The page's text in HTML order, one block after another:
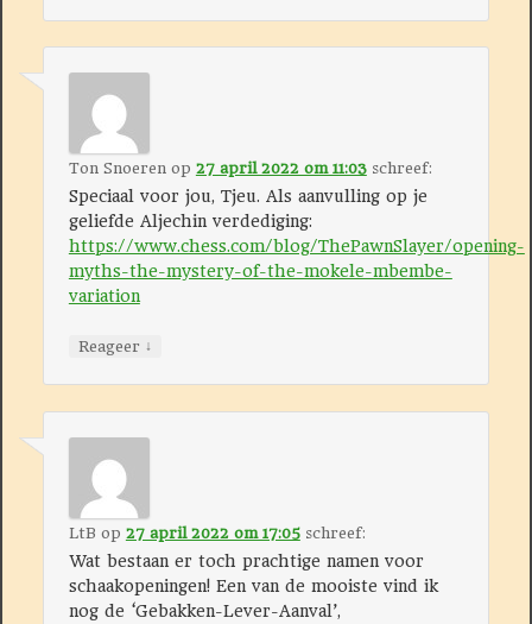
Ton Snoerenop 27 april 2022 om 11:03 schreef:
Speciaal voor jou, Tjeu. Als aanvulling op je
geliefde Aljechin verdediging:
https://www.chess.com/blog/ThePawnSlayer/opening-
myths-the-mystery-of-the-mokele-mbembe-
variation
Reageer ↓
LtB op 27 april 2022 om 17:05 schreef:
Wat bestaan er toch prachtige namen voor
schaakopeningen! Een van de mooiste vind ik
nog de ‘Gebakken-Lever-Aanval’,